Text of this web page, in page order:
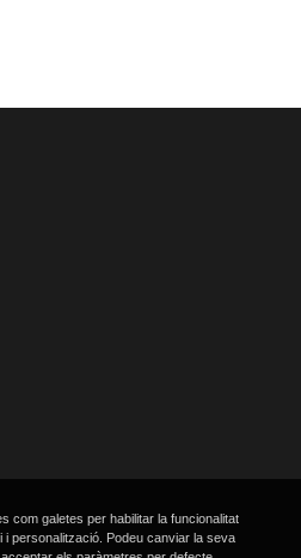
com galetes per habilitar la funcionalitat
personalització. Podeu canviar la seva